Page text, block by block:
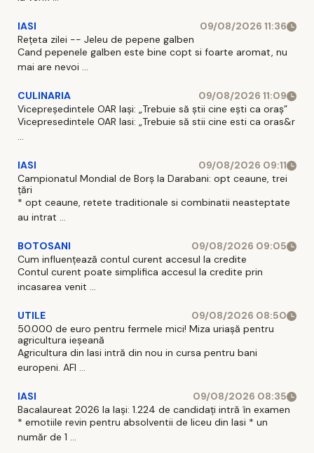
IASI
09/08/2026 11:36
Rețeta zilei -- Jeleu de pepene galben
Cand pepenele galben este bine copt si foarte aromat, nu
mai are nevoi ...
CULINARIA
09/08/2026 11:09
Vicepreședintele OAR Iași: „Trebuie să știi cine ești ca oraș”
Vicepresedintele OAR Iasi: „Trebuie să stii cine esti ca oras&r
...
IASI
09/08/2026 09:11
Campionatul Mondial de Borș la Darabani: opt ceaune, trei
țări
* opt ceaune, retete traditionale si combinatii neasteptate
au intrat ...
BOTOSANI
09/08/2026 09:05
Cum influențează contul curent accesul la credite
Contul curent poate simplifica accesul la credite prin
incasarea venit ...
UTILE
09/08/2026 08:50
50.000 de euro pentru fermele mici! Miza uriașă pentru
agricultura ieșeană
Agricultura din Iasi intră din nou in cursa pentru bani
europeni. AFI ...
IASI
09/08/2026 08:35
Bacalaureat 2026 la Iași: 1.224 de candidați intră în examen
* emotiile revin pentru absolventii de liceu din Iasi * un
număr de 1 ...